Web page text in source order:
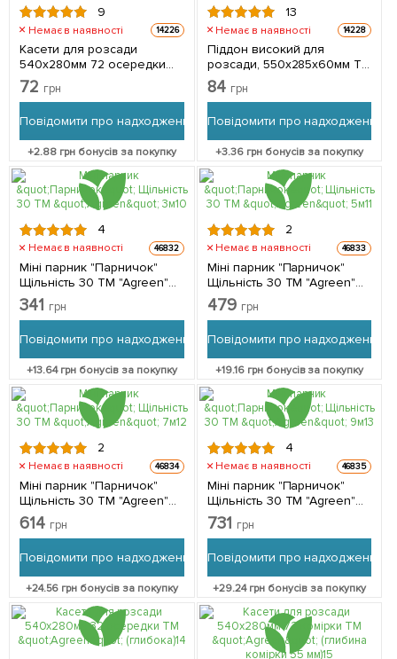
9
Немає в наявності 14226
Касети для розсади
540х280мм 72 осередки
ТМ "Agreen"
72 грн
Повідомити про надходження
+2.88 грн бонусів за покупку
13
Немає в наявності 14228
Піддон високий для
розсади, 550x285x60мм ТМ
"Agreen"
84 грн
Повідомити про надходження
+3.36 грн бонусів за покупку
4
Немає в наявності 46832
Міні парник "Парничок"
Щільність 30 ТМ "Agreen"
3м
341 грн
Повідомити про надходження
+13.64грн бонусів за покупку
2
Немає в наявності 46833
Міні парник "Парничок"
Щільність 30 ТМ "Agreen"
5м
479 грн
Повідомити про надходження
+19.16грн бонусів за покупку
2
Немає в наявності 46834
Міні парник "Парничок"
Щільність 30 ТМ "Agreen"
7м
614 грн
Повідомити про надходження
+24.56 грн бонусів за покупку
4
Немає в наявності 46835
Міні парник "Парничок"
Щільність 30 ТМ "Agreen"
9м
731 грн
Повідомити про надходження
+29.24грн бонусів за покупку